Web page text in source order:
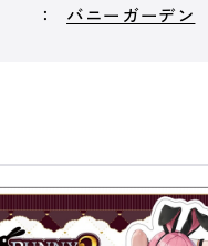
バニーガーデン